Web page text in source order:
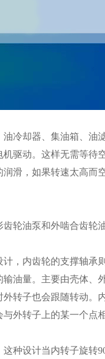
冷却器、集油箱、油
驱动。这样无需等待
滑，如果转速太高而
轮油泵和外啮合齿轮油
，内齿轮的支撑轴承
油量。主要由壳体、
转子也会跟随转动。
外转子上的某一个点
种设计当内转子旋转